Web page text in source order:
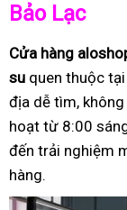
Bảo Lạc
Cửa hàng
su quen thuộc
địa dễ tìm,
hoạt từ 8:00
đến trải nghiệm
hàng.